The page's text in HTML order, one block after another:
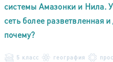
системы Амазонки и Нила.
сеть более разветвленная
почему?
5 класс география